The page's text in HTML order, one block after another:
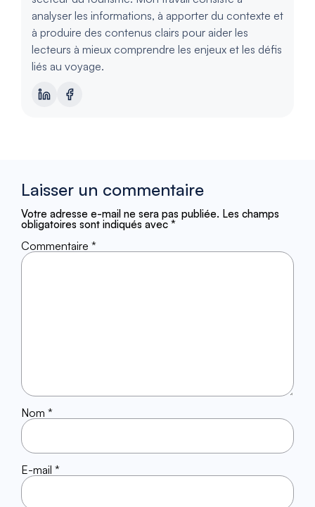
analyser les informations, à apporter du contexte et
à produire des contenus clairs pour aider les
lecteurs à mieux comprendre les enjeux et les défis
liés au voyage.
Laisser un commentaire
Votre adresse e-mail ne sera pas publiée. Les champs
obligatoires sont indiqués avec *
Commentaire *
Nom *
E-mail *